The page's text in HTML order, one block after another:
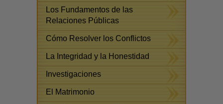
Los Fundamentos de las
Relaciones Públicas
Cómo Resolver los Conflictos
La Integridad y la Honestidad
Investigaciones
El Matrimonio